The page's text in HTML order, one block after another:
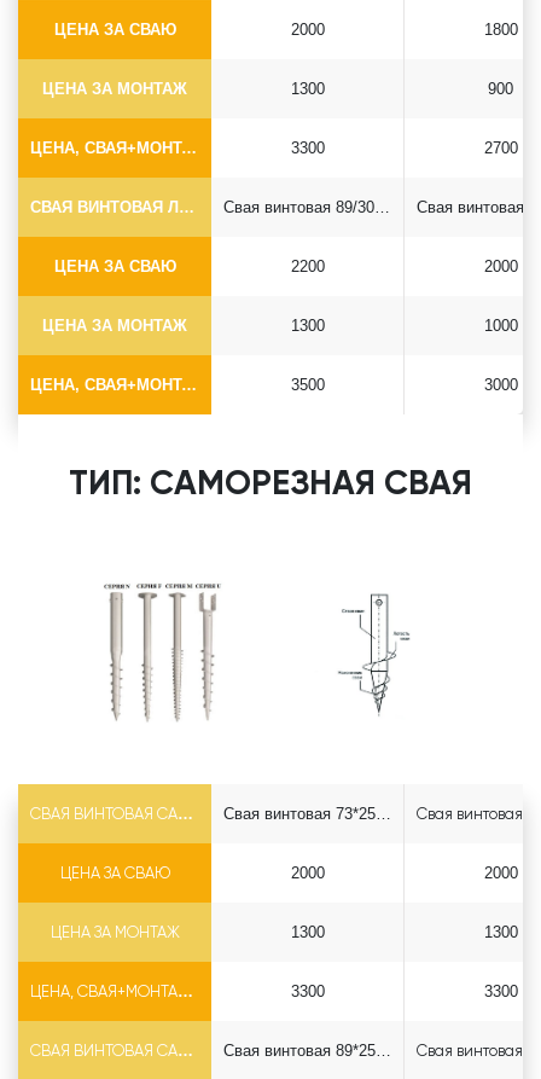
ЦЕНА ЗА СВАЮ
ЦЕНА ЗА МОНТАЖ
ЦЕНА, СВАЯ+МОНТАЖ (БЕЗ ОГОЛОВКА)
2000
1300
3300
1800
900
2700
СВАЯ ВИНТОВАЯ ЛОПАСТНАЯ Ф89*6.5
ЦЕНА ЗА СВАЮ
ЦЕНА ЗА МОНТАЖ
ЦЕНА, СВАЯ+МОНТАЖ (БЕЗ ОГОЛОВКА)
Свая винтовая 89/300*2500
2200
1300
3500
2000
1000
3000
ТИП: САМОРЕЗНАЯ СВАЯ
СВАЯ ВИНТОВАЯ САМОРЕЗ Ф73*5.5
ЦЕНА ЗА СВАЮ
ЦЕНА ЗА МОНТАЖ
ЦЕНА, СВАЯ+МОНТАЖ (БЕЗ ОГОЛОВКА)
Свая винтовая 73*2500 саморез
2000
1300
3300
2000
1300
3300
СВАЯ ВИНТОВАЯ САМОРЕЗ Ф89*6.5 Свая винтовая 89*2500 саморез